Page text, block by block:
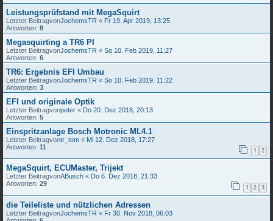
Leistungsprüfstand mit MegaSquirt
Letzter BeitragvonJochemsTR « Fr 19. Apr 2019, 13:25
Antworten: 8
Megasquirting a TR6 PI
Letzter BeitragvonJochemsTR « So 10. Feb 2019, 11:27
Antworten: 6
TR6: Ergebnis EFI Umbau
Letzter BeitragvonJochemsTR « So 10. Feb 2019, 11:22
Antworten: 3
EFI und originale Optik
Letzter Beitragvonpeter « Do 20. Dez 2018, 20:13
Antworten: 5
Einspritzanlage Bosch Motronic ML4.1
Letzter Beitragvontr_tom « Mi 12. Dez 2018, 17:27
Antworten: 11 1 2
MegaSquirt, ECUMaster, Trijekt
Letzter BeitragvonABusch « Do 6. Dez 2018, 21:33
Antworten: 29 1 2 3
die Teileliste und nützlichen Adressen
Letzter BeitragvonJochemsTR « Fr 30. Nov 2018, 06:03